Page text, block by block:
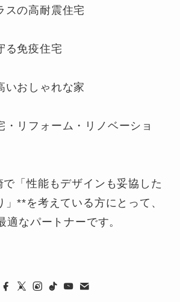
スの高耐震住宅
る免疫住宅
いおしゃれな家
・リフォーム・リノベーショ
「性能もデザインも妥協した
」**を考えている方にとって、
適なパートナーです。